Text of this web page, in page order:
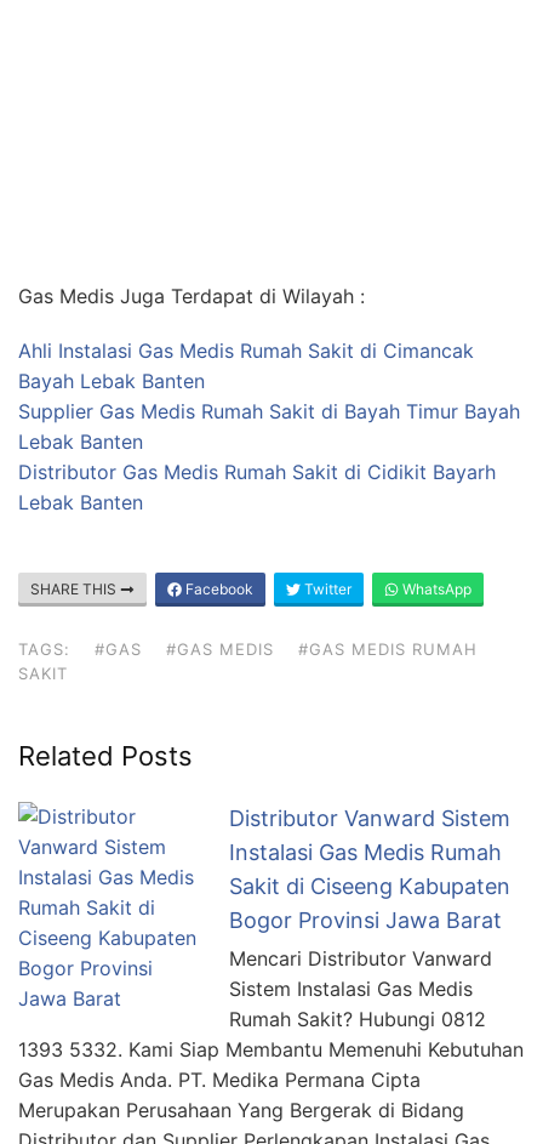
Gas Medis Juga Terdapat di Wilayah :
Ahli Instalasi Gas Medis Rumah Sakit di Cimancak
Bayah Lebak Banten
Supplier Gas Medis Rumah Sakit di Bayah Timur Bayah
Lebak Banten
Distributor Gas Medis Rumah Sakit di Cidikit Bayarh
Lebak Banten
SHARE THIS Facebook Twitter WhatsApp
TAGS: #GAS #GAS MEDIS
#GAS MEDIS RUMAH
SAKIT
Related Posts
Distributor Vanward Sistem
Instalasi Gas Medis Rumah
Sakit di Ciseeng Kabupaten
Bogor Provinsi Jawa Barat
Mencari Distributor Vanward
Sistem Instalasi Gas Medis
Rumah Sakit? Hubungi 0812
1393 5332. Kami Siap Membantu Memenuhi Kebutuhan
Gas Medis Anda. PT. Medika Permana Cipta
Merupakan Perusahaan Yang Bergerak di Bidang